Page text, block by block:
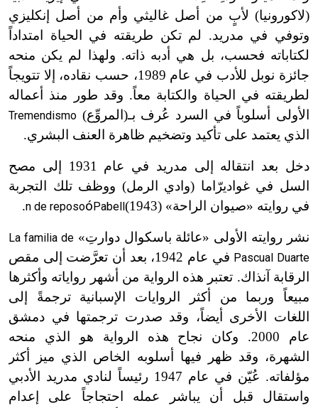
(لاكورونيا) لأبٍ من أصل غاليثي وأم من أصل إنكليزي
وتوفي في مدريد. لم تكن طريقته في الحياة امتداداً
لكتاباته فحسب، بل هي أدبه ذاته. ولهذا لم يكن منحه
جائزة نوبل للأدب في عام 1989، حسب نقاده، إلا تتويجاً
لطريقته في الحياة والكتابة معاً. وقد طور منذ أعماله
الأولى أسلوباً في السرد عُرف بـ( المروِّع) Tremendismo
الذي يعتمد على تأكيد وتضخيم ظاهرة العنف البشري.
دخل بعد انتقاله إلى مدريد في عام 1931 إلى مصح
السل في غواديرّاما (وادي الرمل) ووظف تلك التجربة
في روايته «صيوان الراحة» (1943)
Pabell
ó
n de reposo
.
نشر روايته الأولى «عائلة باسكوال دوارتِ»La familia de
Pascual Duarte
في عام 1942، بعد أن تعرَّضت إلى مقص
الرقابة آنذاك. تعتبر هذه الرواية من أشهر رواياته وأكثرها
مبيعاً وربما من أكثر الروايات الإسبانية ترجمةً إلى
اللغات الأخرى أيضاً، وقد صدرت ترجمتها في دمشق
عام 2000. وكان نجاح هذه الرواية هو الذي منحه
الشهرة، وقد ظهر فيها أسلوبه الخاص الذي ميز أكثر
مؤلفاته. عُيّن في عام 1947 رئيساً لنادي مدريد الأدبي
واستقال قبل أن يباشر عمله احتجاجاً على إعدام